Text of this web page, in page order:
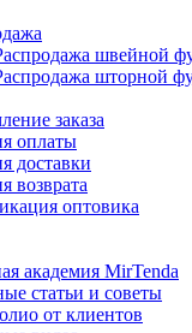
швейной
шторной
заказа
оплаты
доставки
возврата
оптовика
академия MirTenda
статьи и советы
от клиентов